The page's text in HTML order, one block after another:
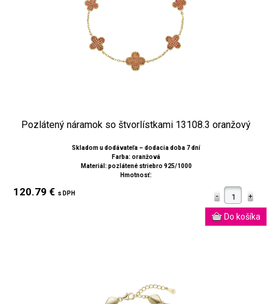
Pozlátený náramok so štvorlístkami 13108.3 oranžový
Skladom u dodávateľa – dodacia doba 7 dní
Farba: oranžová
Materiál: pozlátené striebro 925/1000
Hmotnosť:
120.79 € s DPH